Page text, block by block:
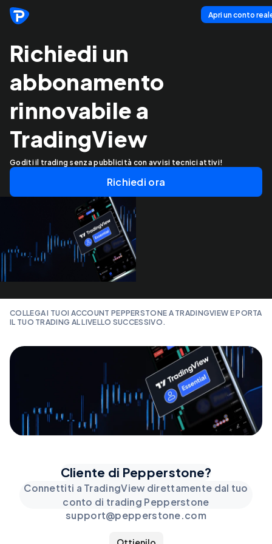
Apri un conto
Richiedi un
abbonamento
rinnovabile a
TradingView
Goditi il trading senza pubblicità con avvisi tecnici attivi!
Richiedi ora
COLLEGA I TUOI ACCOUNT PEPPERSTONE A TRADINGVIEW E PORTA
IL TUO TRADING AL LIVELLO SUCCESSIVO.
Cliente di Pepperstone?
Connettiti a TradingView direttamente dal tuo
conto di trading Pepperstone
support@pepperstone.com